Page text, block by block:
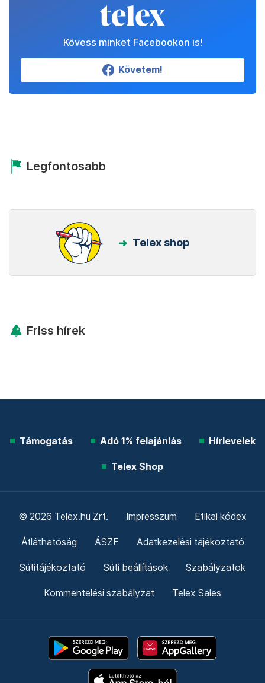
Kövess minket Facebookon is!
Követem!
Legfontosabb
Telex shop
Friss hírek
Támogatás Adó 1% felajánlás Hírlevelek
Telex Shop
© 2026 Telex.hu Zrt. Impresszum Etikai kódex
Átláthatóság ÁSZF Adatkezelési tájékoztató
Sütitájékoztató Süti beállítások Szabályzatok
Kommentelési szabályzat Telex Sales